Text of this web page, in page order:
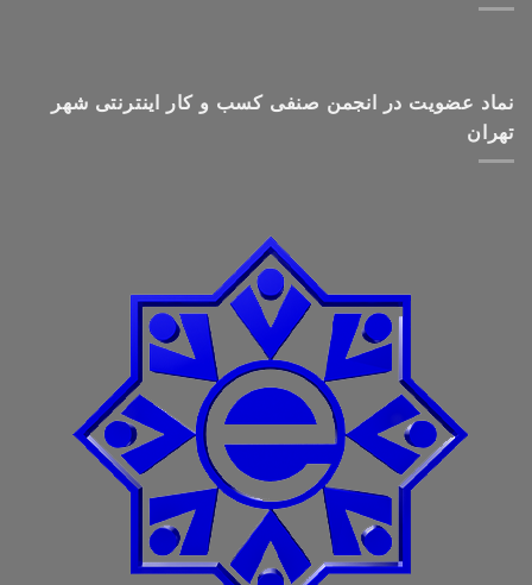
نماد عضویت در انجمن صنفی کسب و کار اینترنتی شهر
تهران